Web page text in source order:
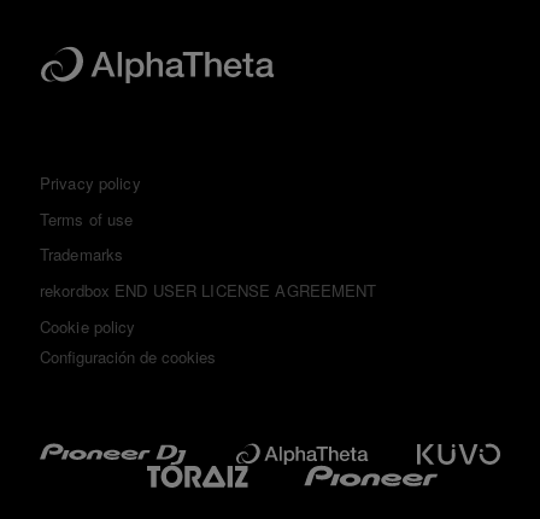
Privacy policy
Terms of use
Trademarks
rekordbox END USER LICENSE AGREEMENT
Cookie policy
Configuración de cookies